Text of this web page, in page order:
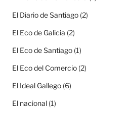
El Diario de Santiago(2)
El Eco de Galicia (2)
El Eco de Santiago(1)
El Eco del Comercio(2)
El Ideal Gallego(6)
El nacional(1)